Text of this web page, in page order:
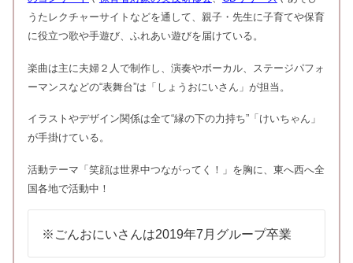
うたレクチャーサイトなどを通して、親子・先生に子育てや保育
に役立つ歌や手遊び、ふれあい遊びを届けている。
楽曲は主に夫婦２人で制作し、演奏やボーカル、ステージパフォ
ーマンスなどの“表舞台”は「しょうおにいさん」が担当。
イラストやデザイン関係は全て“縁の下の力持ち”「けいちゃん」
が手掛けている。
活動テーマ「笑顔は世界中つながってく！」を胸に、東へ西へ全
国各地で活動中！
※ごんおにいさんは2019年7月グループ卒業